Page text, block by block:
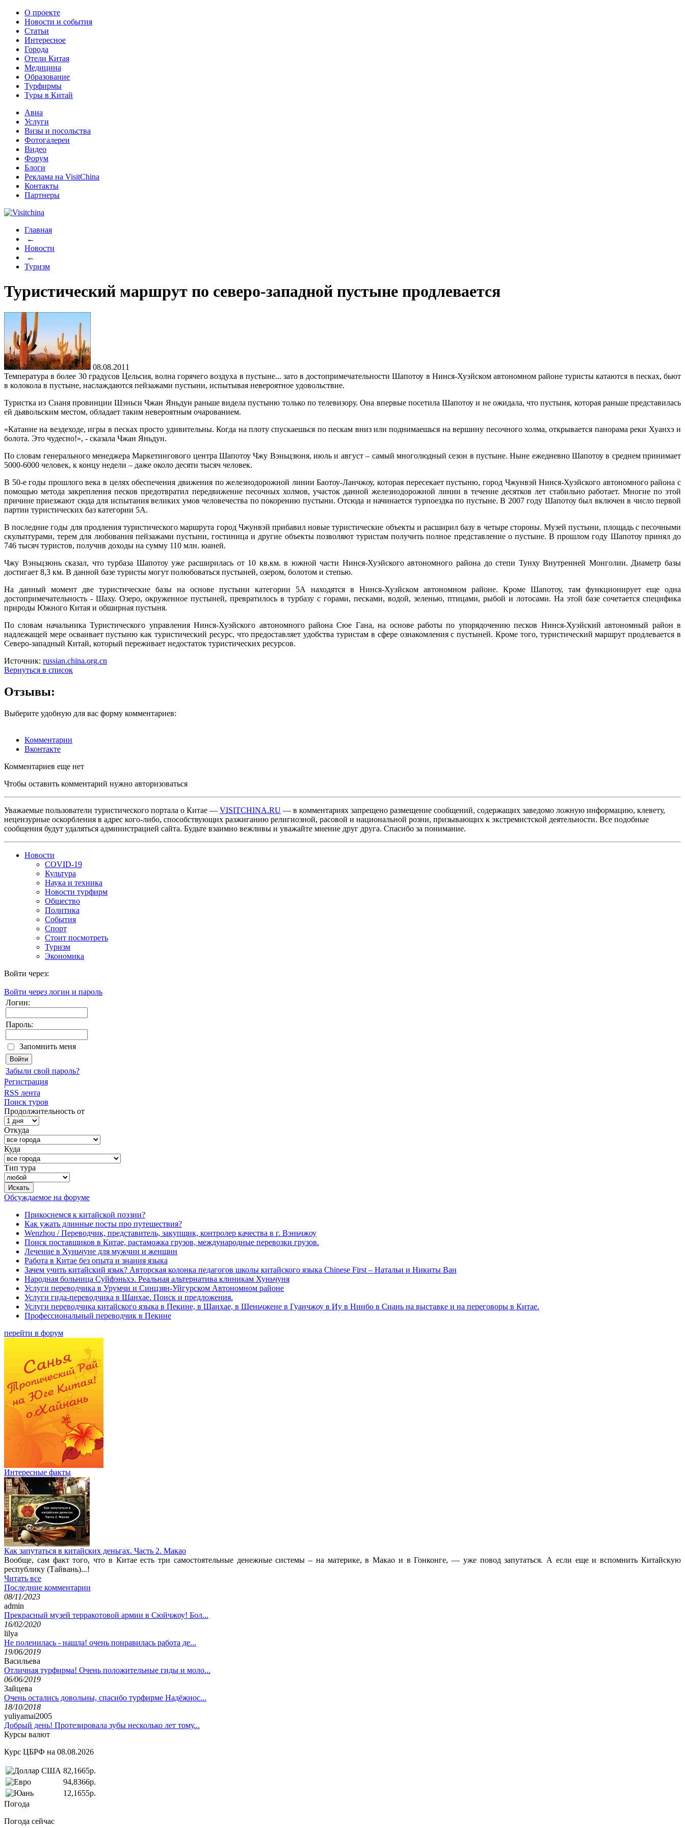
О проекте
Новости и события
Статьи
Интересное
Города
Отели Китая
Медицина
Образование
Турфирмы
Туры в Китай
Авиа
Услуги
Визы и посольства
Фотогалереи
Видео
Форум
Блоги
Реклама на VisitChina
Контакты
Партнеры
Главная
←
Новости
←
Туризм
Туристический маршрут по северо-западной пустыне продлевается
08.08.2011
Температура в более 30 градусов Цельсия, волна горячего воздуха в пустыне... зато в достопримечательности Шапотоу в Нинся-Хуэйском автономном районе туристы катаются в песках, бьют
в колокола в пустыне, наслаждаются пейзажами пустыни, испытывая невероятное удовольствие.
Туристка из Сианя провинции Шэньси Чжан Яньдун раньше видела пустыню только по телевизору. Она впервые посетила Шапотоу и не ожидала, что пустыня, которая раньше представилась
ей дьявольским местом, обладает таким невероятным очарованием.
«Катание на вездеходе, игры в песках просто удивительны. Когда на плоту спускаешься по пескам вниз или поднимаешься на вершину песочного холма, открывается панорама реки Хуанхэ и
болота. Это чудесно!», - сказала Чжан Яньдун.
По словам генерального менеджера Маркетингового центра Шапотоу Чжу Вэньцзюня, июль и август – самый многолюдный сезон в пустыне. Ныне ежедневно Шапотоу в среднем принимает
5000-6000 человек, к концу недели – даже около десяти тысяч человек.
В 50-е годы прошлого века в целях обеспечения движения по железнодорожной линии Баотоу-Ланчжоу, которая пересекает пустыню, город Чжунвэй Нинся-Хуэйского автономного района с
помощью метода закрепления песков предотвратил передвижение песочных холмов, участок данной железнодорожной линии в течение десятков лет стабильно работает. Многие по этой
причине приезжают сюда для испытания великих умов человечества по покорению пустыни. Отсюда и начинается турпоездка по пустыне. В 2007 году Шапотоу был включен в число первой
партии туристических баз категории 5А.
В последние годы для продления туристического маршрута город Чжунвэй прибавил новые туристические объекты и расширил базу в четыре стороны. Музей пустыни, площадь с песочными
скульптурами, терем для любования пейзажами пустыни, гостиница и другие объекты позволяют туристам получить полное представление о пустыне. В прошлом году Шапотоу принял до
746 тысяч туристов, получив доходы на сумму 110 млн. юаней.
Чжу Вэньцзюнь сказал, что турбаза Шапотоу уже расширилась от 10 кв.км. в южной части Нинся-Хуэйского автономного района до степи Тунху Внутренней Монголии. Диаметр базы
достигает 8,3 км. В данной базе туристы могут полюбоваться пустыней, озером, болотом и степью.
На данный момент две туристические базы на основе пустыни категории 5А находятся в Нинся-Хуэйском автономном районе. Кроме Шапотоу, там функционирует еще одна
достопримечательность - Шаху. Озеро, окруженное пустыней, превратилось в турбазу с горами, песками, водой, зеленью, птицами, рыбой и лотосами. На этой базе сочетается специфика
природы Южного Китая и обширная пустыня.
По словам начальника Туристического управления Нинся-Хуэйского автономного района Сюе Гана, на основе работы по упорядочению песков Нинся-Хуэйский автономный район в
надлежащей мере осваивает пустыню как туристический ресурс, что предоставляет удобства туристам в сфере ознакомления с пустыней. Кроме того, туристический маршрут продлевается в
Северо-западный Китай, который переживает недостаток туристических ресурсов.
Источник: russian.china.org.cn
Вернуться в список
Отзывы:
Выберите удобную для вас форму комментариев:
Комментарии
Вконтакте
Комментариев еще нет
Чтобы оставить комментарий нужно авторизоваться
Уважаемые пользователи туристического портала о Китае — VISITCHINA.RU — в комментариях запрещено размещение сообщений, содержащих заведомо ложную информацию, клевету,
нецензурные оскорбления в адрес кого-либо, способствующих разжиганию религиозной, расовой и национальной розни, призывающих к экстремистской деятельности. Все подобные
сообщения будут удаляться администрацией сайта. Будьте взаимно вежливы и уважайте мнение друг друга. Спасибо за понимание.
Новости
COVID-19
Культура
Наука и техника
Новости турфирм
Общество
Политика
События
Спорт
Стоит посмотреть
Туризм
Экономика
Войти через:
Войти через логин и пароль
Логин:
Пароль:
Запомнить меня
Забыли свой пароль?
Регистрация
RSS лента
Поиск туров
Продолжительность от
Откуда
Куда
Тип тура
Обсуждаемое на форуме
Прикоснемся к китайской поэзии?
Как ужать длинные посты про путешествия?
Wenzhou / Переводчик, представитель, закупщик, контролер качества в г. Вэньчжоу
Поиск поставщиков в Китае, растаможка грузов, международные перевозки грузов.
Лечение в Хуньчуне для мужчин и женщин
Работа в Китае без опыта и знания языка
Зачем учить китайский язык? Авторская колонка педагогов школы китайского языка Chinese First – Натальи и Никиты Ван
Народная больница Суйфэньхэ. Реальная альтернатива клиникам Хуньчуня
Услуги переводчика в Урумчи и Синцзян-Уйгурском Автономном районе
Услуги гида-переводчика в Шанхае. Поиск и предложения.
Услуги переводчика китайского языка в Пекине, в Шанхае, в Шеньчжене в Гуанчжоу в Иу в Нинбо в Сиань на выставке и на переговоры в Китае.
Профессиональный переводчик в Пекине
перейти в форум
Интересные факты
Как запутаться в китайских деньгах. Часть 2. Макао
Вообще, сам факт того, что в Китае есть три самостоятельные денежные системы – на материке, в Макао и в Гонконге, — уже повод запутаться. А если еще и вспомнить Китайскую
республику (Тайвань)...!
Читать все
Последние комментарии
08/11/2023
admin
Прекрасный музей терракотовой армии в Сюйчжоу! Бол...
16/02/2020
lilya
Не поленилась - нашла! очень понравилась работа де...
19/06/2019
Васильева
Отличная турфирма! Очень положительные гиды и моло...
06/06/2019
Зайцева
Очень остались довольны, спасибо турфирме Надёжнос...
18/10/2018
yuliyamai2005
Добрый день! Протезировала зубы несколько лет тому...
Курсы валют
Курс ЦБРФ на 08.08.2026
82,1665р.
94,8366р.
12,1655р.
Погода
Погода сейчас